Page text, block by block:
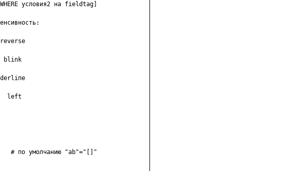
условия2 на fieldtag]
blink
left
по умолчанию "ab"="[]"